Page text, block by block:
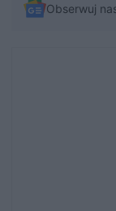
Obserwuj